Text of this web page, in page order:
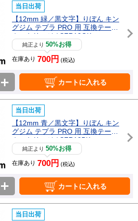
当日出荷
【12mm 緑／黒文字】りぼん キン
グジム テプラ PRO 用 互換テープ
カートリッジ / SFR12GK
純正より50%お得
在庫あり 700円 (税込)
カートに入れる
当日出荷
【12mm 青／黒文字】りぼん キン
グジム テプラ PRO 用 互換テープ
カートリッジ / SFR12BK
純正より50%お得
在庫あり 700円 (税込)
カートに入れる
当日出荷